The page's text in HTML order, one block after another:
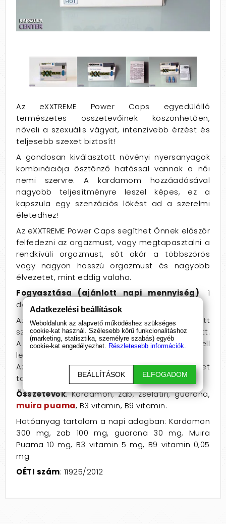
Az eXXTREME Power Caps egyedülálló
természetes összetevőinek köszönhetően,
növeli a szexuális vágyat, intenzívebb érzést és
teljesebb szexet biztosít!
A gondosan kiválasztott növényi nyersanyagok
kombinációja ösztönző hatással vannak a női
nemi szervre. A kardamom hozzáadásával
nagyobb teljesítményre leszel képes, ez a
kapszula egy szenzációs lökést ad a szerelmi
életedhez!
Az eXXTREME Power Caps segíthet Önnek először
felfedezni az orgazmust, vagy megtapasztalni a
rendkívüli orgazmust, sőt akár a többszörös
vagy nagyon hosszú orgazmust és nagyobb
élvezetet, mint eddig valaha.
Fogyasztása (ajánlott napi mennyiség): 1
darab kapszula (0,58g).
Az eXXTREME Power Caps bevétele a tervezett
szexuális eggyüttlét előtt kb. 1-2 órával ajánlott.
A kapszulát szétrágás nélkül, bő folyadékkal kell
lenyelni!
Az eXXTREME Power Caps növényi összetevőket
tartalmazó étrend-kiegészítő kapszula.
Összetevők: Kardamon, zab, zselatin, guarana,
muira puama, B3 vitamin, B9 vitamin.
Hatóanyag tartalom a napi adagban: Kardamon
300 mg, zab 100 mg, guarana 30 mg, Muira
Puama 10 mg, B3 vitamin 5 mg, B9 vitamin 0,05
mg
OÉTI szám: 11925/2012
Adatkezelési beállítások
Weboldalunk az alapvető működéshez szükséges
cookie-kat használ. Szélesebb körű funkcionalitáshoz
(marketing, statisztika, személyre szabás) egyéb
cookie-kat engedélyezhet. Részletesebb információk.
BEÁLLÍTÁSOK ELFOGADOM